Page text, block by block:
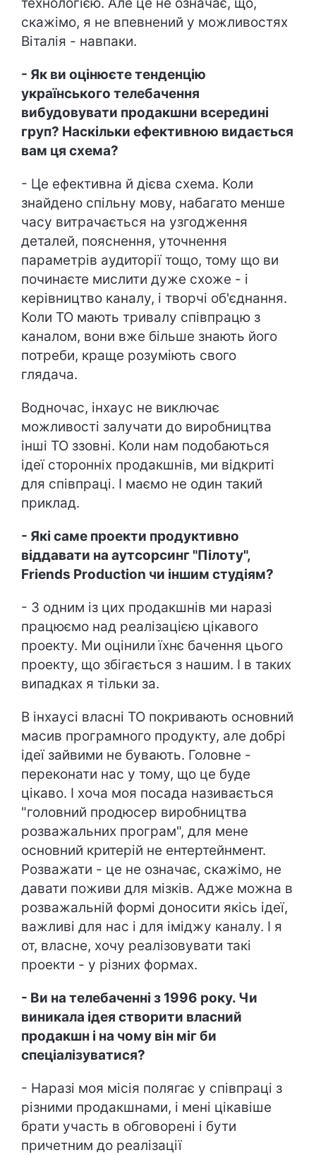
скажімо, я не впевнений у можливостях
Віталія - навпаки.
- Як ви оцінюєте тенденцію
українського телебачення
вибудовувати продакшни всередині
груп? Наскільки ефективною видається
вам ця схема?
- Це ефективна й дієва схема. Коли
знайдено спільну мову, набагато менше
часу витрачається на узгодження
деталей, пояснення, уточнення
параметрів аудиторії тощо, тому що ви
починаєте мислити дуже схоже - і
керівництво каналу, і творчі об'єднання.
Коли ТО мають тривалу співпрацю з
каналом, вони вже більше знають його
потреби, краще розуміють свого
глядача.
Водночас, інхаус не виключає
можливості залучати до виробництва
інші ТО ззовні. Коли нам подобаються
ідеї сторонніх продакшнів, ми відкриті
для співпраці. І маємо не один такий
приклад.
- Які саме проекти продуктивно
віддавати на аутсорсинг "Пілоту",
Friends Production чи іншим студіям?
- З одним із цих продакшнів ми наразі
працюємо над реалізацією цікавого
проекту. Ми оцінили їхнє бачення цього
проекту, що збігається з нашим. І в таких
випадках я тільки за.
В інхаусі власні ТО покривають основний
масив програмного продукту, але добрі
ідеї зайвими не бувають. Головне -
переконати нас у тому, що це буде
цікаво. І хоча моя посада називається
"головний продюсер виробництва
розважальних програм", для мене
основний критерій не ентертейнмент.
Розважати - це не означає, скажімо, не
давати поживи для мізків. Адже можна в
розважальній формі доносити якісь ідеї,
важливі для нас і для іміджу каналу. І я
от, власне, хочу реалізовувати такі
проекти - у різних формах.
- Ви на телебаченні з 1996 року. Чи
виникала ідея створити власний
продакшн і на чому він міг би
спеціалізуватися?
- Наразі моя місія полягає у співпраці з
різними продакшнами, і мені цікавіше
брати участь в обговорені і бути
причетним до реалізації